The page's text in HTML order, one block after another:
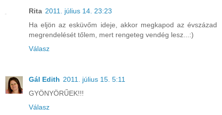
Rita 2011. július 14. 23:23
Ha eljön az esküvőm ideje, akkor megkapod az évszázad
megrendelését tőlem, mert rengeteg vendég lesz...:)
Válasz
Gál Edith 2011. július 15. 5:11
GYÖNYÖRŰEK!!!
Válasz